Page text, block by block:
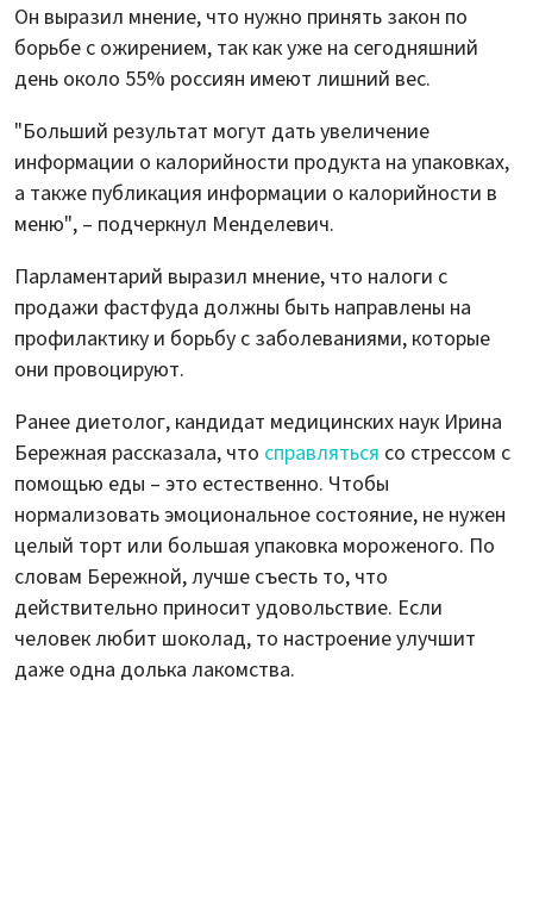
Он выразил мнение, что нужно принять закон по
борьбе с ожирением, так как уже на сегодняшний
день около 55% россиян имеют лишний вес.
"Больший результат могут дать увеличение
информации о калорийности продукта на упаковках,
а также публикация информации о калорийности в
меню", – подчеркнул Менделевич.
Парламентарий выразил мнение, что налоги с
продажи фастфуда должны быть направлены на
профилактику и борьбу с заболеваниями, которые
они провоцируют.
Ранее диетолог, кандидат медицинских наук Ирина
Бережная рассказала, что справляться со стрессом с
помощью еды – это естественно. Чтобы
нормализовать эмоциональное состояние, не нужен
целый торт или большая упаковка мороженого. По
словам Бережной, лучше съесть то, что
действительно приносит удовольствие. Если
человек любит шоколад, то настроение улучшит
даже одна долька лакомства.